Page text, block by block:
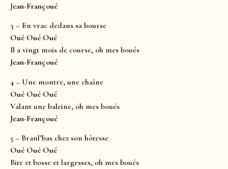
Jean-Françoué
3 – En vrac dedans sa bourse
Oué Oué Oué
Il a vingt mois de course, oh mes boués
Jean-Françoué
4 – Une montre, une chaîne
Oué Oué Oué
Valant une baleine, oh mes boués
Jean-Françoué
5 – Branl’bas chez son hôtesse
Oué Oué Oué
Bite et bosse et largesses, oh mes boués